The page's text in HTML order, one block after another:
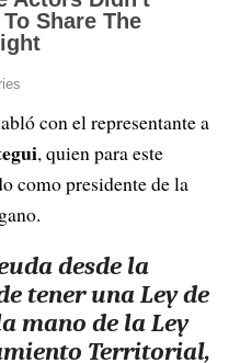
con el representante a
, quien para este
como presidente de la
desde la
tener una Ley de
mano de la Ley
Territorial,